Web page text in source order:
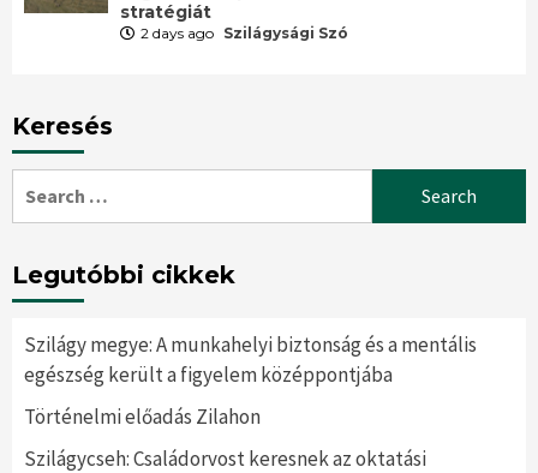
stratégiát
2 days ago Szilágysági Szó
Keresés
for:
Legutóbbi cikkek
Szilágy megye: A munkahelyi biztonság és a mentális
egészség került a figyelem középpontjába
Történelmi előadás Zilahon
Szilágycseh: Családorvost keresnek az oktatási